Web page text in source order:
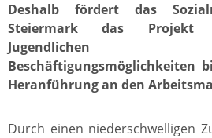
Deshalb fördert das
Steiermark das Projekt
Jugendlichen
Beschäftigungsmöglichkeiten
Heranführung an den
Durch einen niederschwelligen